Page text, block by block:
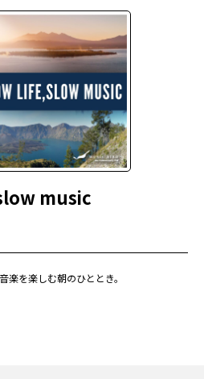
music
楽を楽しむ朝のひととき。